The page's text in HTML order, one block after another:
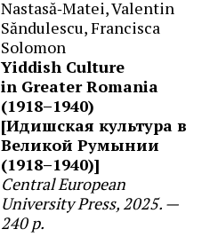
Nastasă‑Matei, Valentin
Săndulescu, Francisca
Solomon
Yiddish Culture
in Greater Romania
(1918–1940)
[Идишская культура в
Великой Румынии
(1918–1940)]
Central European
University Press, 2025. —
240 p.